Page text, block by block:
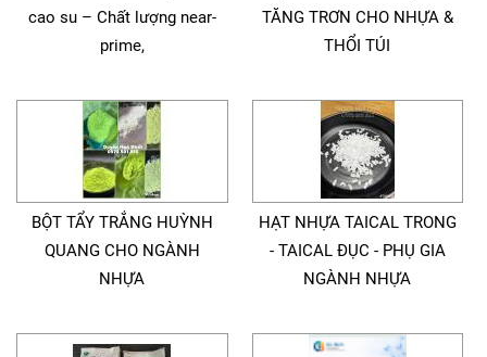
cao su – Chất lượng near-
prime,
TĂNG TRƠN CHO NHỰA &
THỔI TÚI
BỘT TẨY TRẮNG HUỲNH
QUANG CHO NGÀNH
NHỰA
HẠT NHỰA TAICAL TRONG
- TAICAL ĐỤC - PHỤ GIA
NGÀNH NHỰA